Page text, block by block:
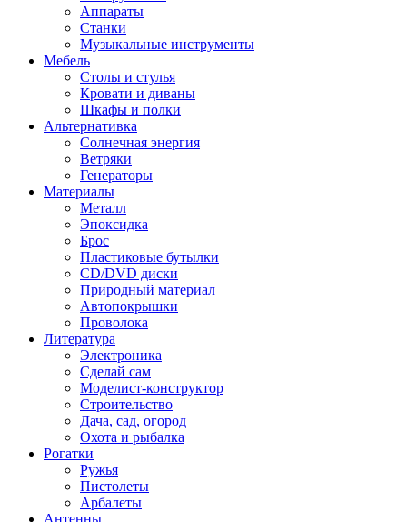
Аппараты
Станки
Музыкальные инструменты
Мебель
Столы и стулья
Кровати и диваны
Шкафы и полки
Альтернативка
Солнечная энергия
Ветряки
Генераторы
Материалы
Металл
Эпоксидка
Брос
Пластиковые бутылки
CD/DVD диски
Природный материал
Автопокрышки
Проволока
Литература
Электроника
Сделай сам
Моделист-конструктор
Строительство
Дача, сад, огород
Охота и рыбалка
Рогатки
Ружья
Пистолеты
Арбалеты
Антенны